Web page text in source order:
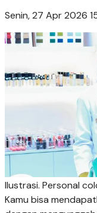
Senin, 27 Apr 2026
Ilustrasi. Personal
Kamu bisa